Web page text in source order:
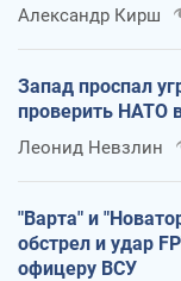
Александр Кирш
Запад проспал
проверить НАТО
Леонид Невзлин
"Варта" и
обстрел и удар
офицеру ВСУ